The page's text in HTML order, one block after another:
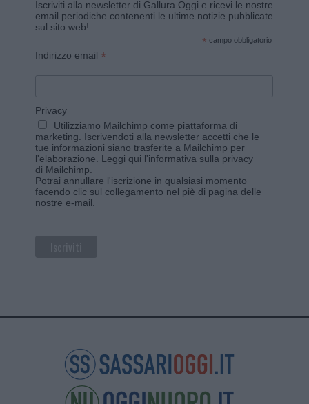
Iscriviti alla newsletter di Gallura Oggi e ricevi le nostre
email periodiche contenenti le ultime notizie pubblicate
sul sito web!
* campo obbligatorio
Indirizzo email *
Privacy
Utilizziamo Mailchimp come piattaforma di
marketing. Iscrivendoti alla newsletter accetti che le
tue informazioni siano trasferite a Mailchimp per
l'elaborazione. Leggi qui l'informativa sulla privacy
di Mailchimp
Potrai annullare l'iscrizione in qualsiasi momento
facendo clic sul collegamento nel piè di pagina delle
nostre e-mail.